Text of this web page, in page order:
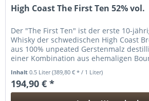
High Coast The First Ten 52% vol.
Der "The First Ten" ist der erste 10-
Whisky der schwedischen High Coast
aus 100% unpeated Gerstenmalz
einer Kombination aus ehemaligen
Inhalt0.5 Liter(389,80 € * / 1 Liter)
194,90 € *